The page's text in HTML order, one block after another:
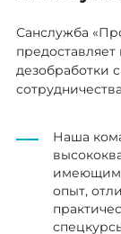
Санслужба
дезобработки
Наша
опыт,